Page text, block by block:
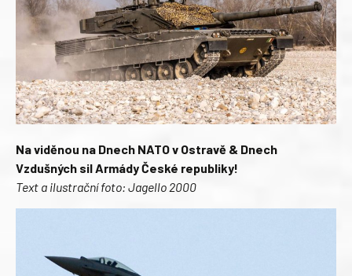
Na viděnou na Dnech NATO v Ostravě & Dnech
Vzdušných sil Armády České republiky!
Text a ilustrační foto: Jagello 2000